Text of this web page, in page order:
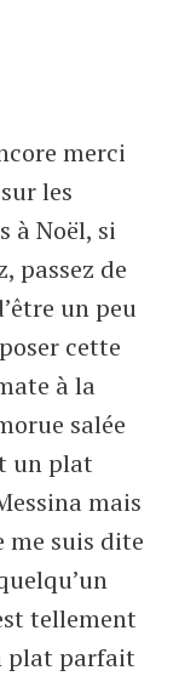
merci
les
à Noël, si
passez de
un peu
cette
à la
salée
un plat
mais
me suis dite
tellement
plat parfait